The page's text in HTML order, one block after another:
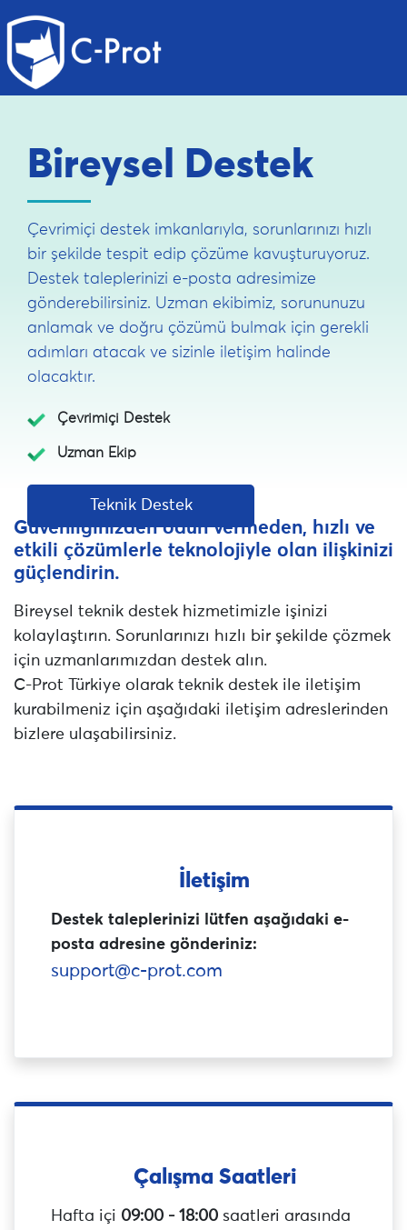
Bireysel Destek
Çevrimiçi destek imkanlarıyla, sorunlarınızı hızlı
bir şekilde tespit edip çözüme kavuşturuyoruz.
Destek taleplerinizi e-posta adresimize
gönderebilirsiniz. Uzman ekibimiz, sorununuzu
anlamak ve doğru çözümü bulmak için gerekli
adımları atacak ve sizinle iletişim halinde
olacaktır.
Çevrimiçi Destek
Uzman Ekip
Teknik Destek
Güvenliğinizden ödün vermeden, hızlı ve
etkili çözümlerle teknolojiyle olan ilişkinizi
güçlendirin.
Bireysel teknik destek hizmetimizle işinizi
kolaylaştırın. Sorunlarınızı hızlı bir şekilde çözmek
için uzmanlarımızdan destek alın.
C-Prot Türkiye olarak teknik destek ile iletişim
kurabilmeniz için aşağıdaki iletişim adreslerinden
bizlere ulaşabilirsiniz.
İletişim
Destek taleplerinizi lütfen aşağıdaki e-
posta adresine gönderiniz:
support@c-prot.com
Çalışma Saatleri
Hafta içi 09:00 - 18:00 saatleri arasında